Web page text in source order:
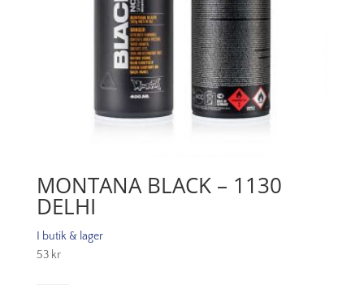
MONTANA BLACK – 1130
DELHI
I butik & lager
53 kr